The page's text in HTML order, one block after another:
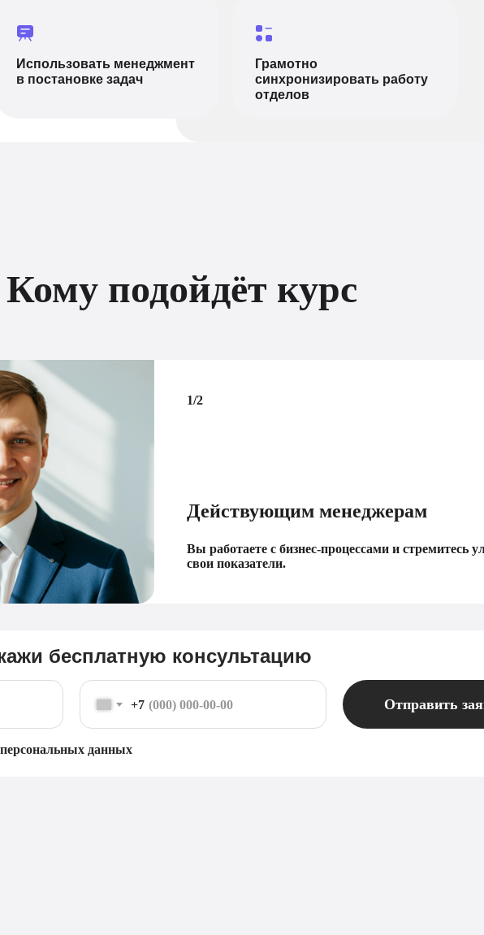
Использовать менеджмент
в постановке задач
Грамотно
синхронизировать работу
отделов
Кому подойдёт курс
на должность
Вы знакомы с нотацией
+7 Отправить
бесплатную консультацию
данных